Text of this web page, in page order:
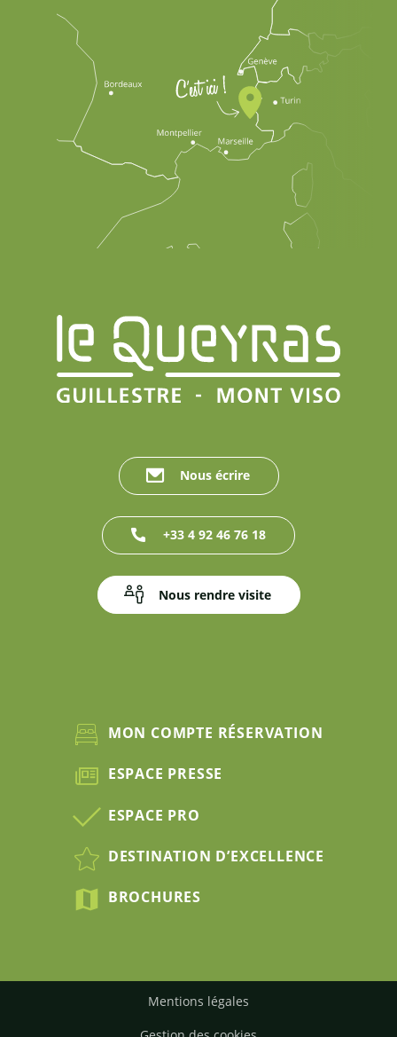
Nous écrire
+33 4 92 46 76 18
Nous rendre visite
MON COMPTE RÉSERVATION
ESPACE PRESSE
ESPACE PRO
DESTINATION D’EXCELLENCE
BROCHURES
Mentions légales